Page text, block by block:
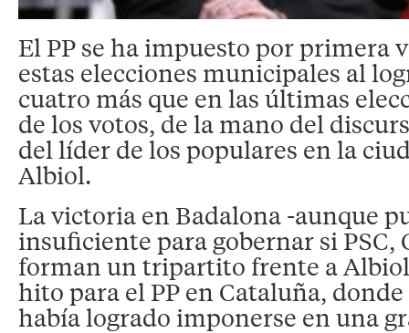
El PP se ha impuesto por primera
estas elecciones municipales al
cuatro más que en las últimas
de los votos, de la mano del
del líder de los populares en la
Albiol.
La victoria en Badalona -aunque
insuficiente para gobernar si PSC,
forman un tripartito frente a
hito para el PP en Cataluña,
había logrado imponerse en una